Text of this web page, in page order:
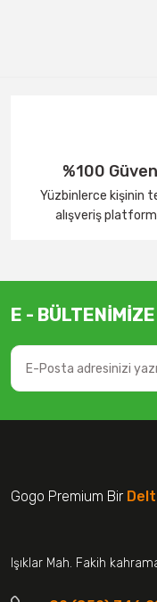
%100
Yüzbinlerce kişinin
alışveriş
E -
Gogo Premium Bir
Işıklar Mah. Fakih